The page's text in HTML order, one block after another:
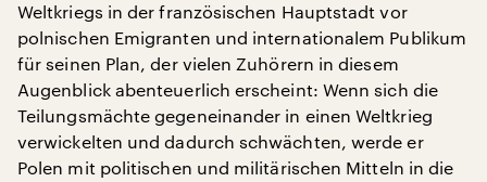
Weltkriegs in der französischen Hauptstadt vor
polnischen Emigranten und internationalem Publikum
für seinen Plan, der vielen Zuhörern in diesem
Augenblick abenteuerlich erscheint: Wenn sich die
Teilungsmächte gegeneinander in einen Weltkrieg
verwickelten und dadurch schwächten, werde er
Polen mit politischen und militärischen Mitteln in die